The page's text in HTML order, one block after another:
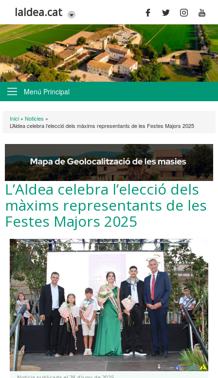
laldea.cat
Menú Principal
Esteu aquí
Inici » Noticies »
L’Aldea celebra l’elecció dels màxims representants de les Festes Majors 2025
L’Aldea celebra l’elecció dels
màxims representants de les
Festes Majors 2025